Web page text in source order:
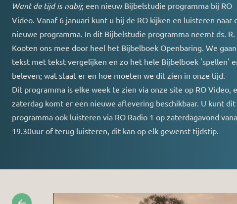
Concertagenda
RO nieuws Contact
Want de tijd is nabij; een nieuw Bijbelstudie programma bij RO
Video. Vanaf 6 januari kunt u bij de RO kijken en luisteren naar
nieuwe programma. In dit Bijbelstudie programma neemt ds. R.
Kooten ons mee door heel het Bijbelboek Openbaring. We gaan
tekst met tekst vergelijken en zo het hele Bijbelboek 'spellen'
beleven; wat staat er en hoe moeten we dit zien in onze tijd.
Dit programma is elke week te zien via onze site op RO Video,
zaterdag komt er een nieuwe aflevering beschikbaar. U kunt dit
programma ook luisteren via RO Radio 1 op zaterdagavond
19.30uur of terug luisteren, dit kan op elk gewenst tijdstip.